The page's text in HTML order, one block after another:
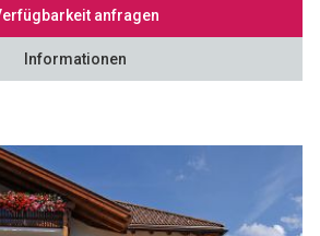
anfragen
Informationen